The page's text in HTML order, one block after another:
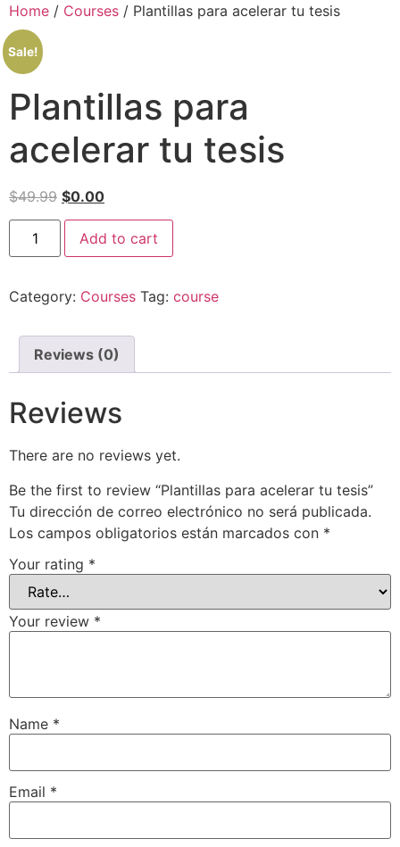
Home / Courses / Plantillas para acelerar tu tesis
Sale!
Plantillas para
acelerar tu tesis
$49.99 $0.00
Add to cart
Category: Courses Tag: course
Reviews (0)
Reviews
There are no reviews yet.
Be the first to review “Plantillas para acelerar tu tesis”
Tu dirección de correo electrónico no será publicada.
Los campos obligatorios están marcados con *
Your rating *
Your review *
Name *
Email *